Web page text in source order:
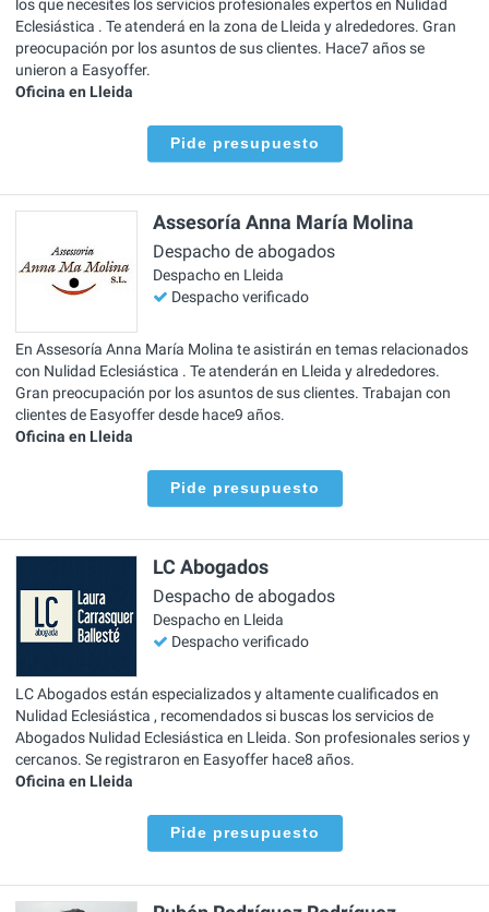
los que necesites los servicios profesionales expertos en Nulidad
Eclesiástica . Te atenderá en la zona de Lleida y alrededores. Gran
preocupación por los asuntos de sus clientes. Hace7 años se
unieron a Easyoffer.
Oficina en Lleida
Pide presupuesto
Assesoría Anna María Molina
Despacho de abogados
Despacho en Lleida
Despacho verificado
En Assesoría Anna María Molina te asistirán en temas relacionados
con Nulidad Eclesiástica . Te atenderán en Lleida y alrededores.
Gran preocupación por los asuntos de sus clientes. Trabajan con
clientes de Easyoffer desde hace9 años.
Oficina en Lleida
Pide presupuesto
LC Abogados
Despacho de abogados
Despacho en Lleida
Despacho verificado
LC Abogados están especializados y altamente cualificados en
Nulidad Eclesiástica , recomendados si buscas los servicios de
Abogados Nulidad Eclesiástica en Lleida. Son profesionales serios y
cercanos. Se registraron en Easyoffer hace8 años.
Oficina en Lleida
Pide presupuesto